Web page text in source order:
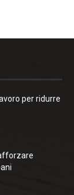
per ridurre